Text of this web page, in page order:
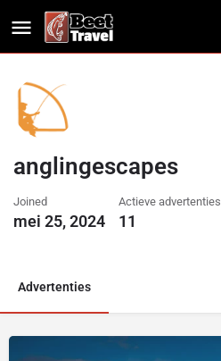
anglingescapes
Joined
mei 25, 2024
Actieve advertenties
11
Advertenties